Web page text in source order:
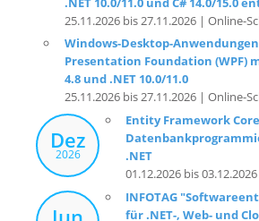
25.11.2026 bis 27.11.2026 | Online-
Windows-Desktop-
Presentation Foundation (WPF)
4.8 und .NET 10.0/11.0
25.11.2026 bis 27.11.2026 | Online-
Dez
2026
Entity Framework
.NET
01.12.2026 bis
INFOTAG
für .NET-, Web- und